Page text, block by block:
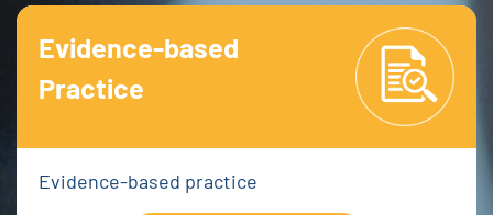
Evidence-based
Practice
Evidence-based practice